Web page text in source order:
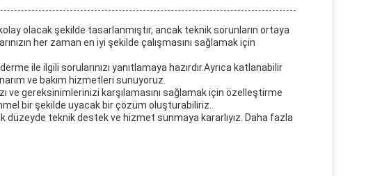
olacak şekilde tasarlanmıştır, ancak teknik sorunların ortaya
her zaman en iyi şekilde çalışmasını sağlamak için
ile ilgili sorularınızı yanıtlamaya hazırdır.Ayrıca katlanabilir
ve bakım hizmetleri sunuyoruz.
ve gereksinimlerinizi karşılamasını sağlamak için özelleştirme
bir şekilde uyacak bir çözüm oluşturabiliriz..
düzeyde teknik destek ve hizmet sunmaya kararlıyız. Daha fazla